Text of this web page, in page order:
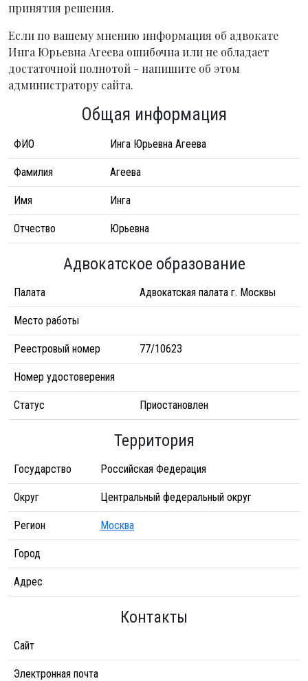
принятия решения.
Если по вашему мнению информация об адвокате
Инга Юрьевна Агеева ошибочна или не обладает
достаточной полнотой - напишите об этом
администратору сайта.
Общая информация
ФИО Инга Юрьевна Агеева
Фамилия Агеева
Имя Инга
Отчество Юрьевна
Адвокатское образование
Палата Адвокатская палата г. Москвы
Место работы
Реестровый номер 77/10623
Номер удостоверения
Статус Приостановлен
Территория
Государство Российская Федерация
Округ Центральный федеральный округ
Регион Москва
Город
Адрес
Контакты
Сайт
Электронная почта